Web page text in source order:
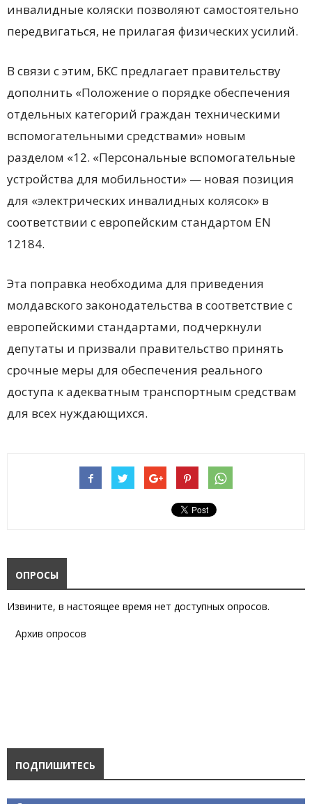
инвалидные коляски позволяют самостоятельно
передвигаться, не прилагая физических усилий.
В связи с этим, БКС предлагает правительству
дополнить «Положение о порядке обеспечения
отдельных категорий граждан техническими
вспомогательными средствами» новым
разделом «12. «Персональные вспомогательные
устройства для мобильности» — новая позиция
для «электрических инвалидных колясок» в
соответствии с европейским стандартом EN
12184.
Эта поправка необходима для приведения
молдавского законодательства в соответствие с
европейскими стандартами, подчеркнули
депутаты и призвали правительство принять
срочные меры для обеспечения реального
доступа к адекватным транспортным средствам
для всех нуждающихся.
ОПРОСЫ
Извините, в настоящее время нет доступных опросов.
Архив опросов
ПОДПИШИТЕСЬ